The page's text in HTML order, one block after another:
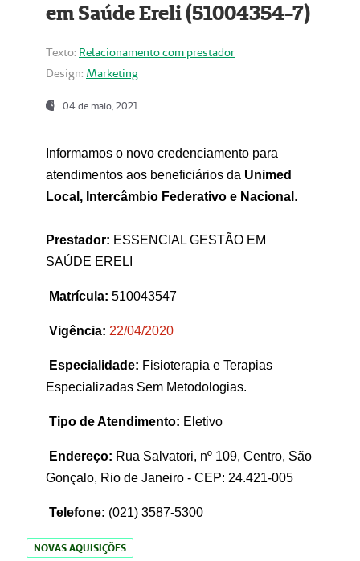
em Saúde Ereli (51004354-7)
Texto: Relacionamento com prestador
Design: Marketing
04 de maio, 2021
Informamos o novo credenciamento para
atendimentos aos beneficiários da Unimed
Local, Intercâmbio Federativo e Nacional .
Prestador: ESSENCIAL GESTÃO EM
SAÚDE ERELI
Matrícula: 510043547
Vigência: 22/04/2020
Especialidade: Fisioterapia e Terapias
Especializadas Sem Metodologias.
Tipo de Atendimento: Eletivo
Endereço: Rua Salvatori, nº 109, Centro, São
Gonçalo, Rio de Janeiro - CEP: 24.421-005
Telefone: (021) 3587-5300
NOVAS AQUISIÇÕES